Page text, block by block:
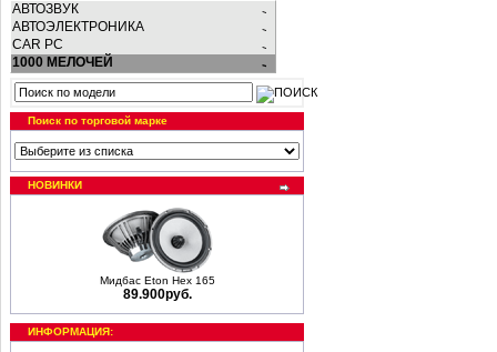
АВТОЗВУК
АВТОЭЛЕКТРОНИКА
CAR PC
1000 МЕЛОЧЕЙ
Поиск по торговой марке
НОВИНКИ
Мидбас Eton Hex 165
89.900руб.
ИНФОРМАЦИЯ: